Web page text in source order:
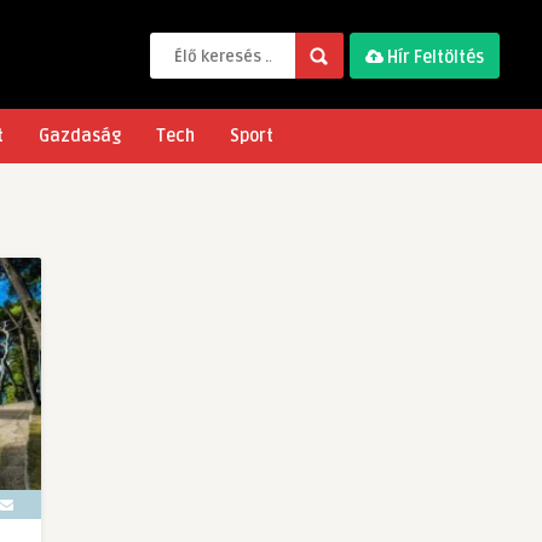
Hír Feltöltés
Gazdaság Tech Sport